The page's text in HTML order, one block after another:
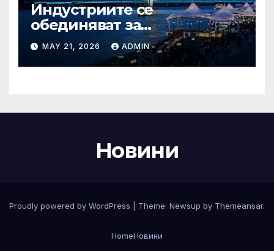
Индустриите се
обединяват за
висококачествен растеж на
културния и
туристическия сектор
MAY 21, 2026 ADMIN
Новини
Proudly powered by WordPress Theme: Newsup by Themeansar.
HomeНовини